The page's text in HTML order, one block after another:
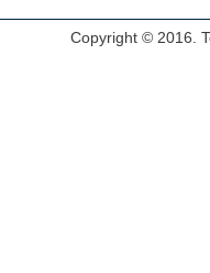
Copyright © 2016.